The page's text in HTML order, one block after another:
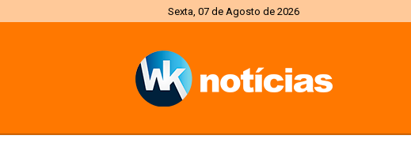
Sexta, 07 de Agosto de 2026